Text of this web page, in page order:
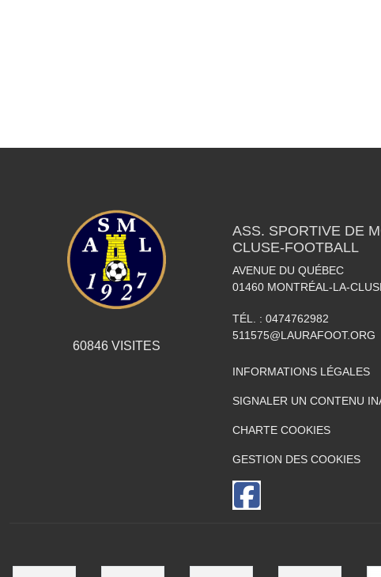
60846VISITES
ASS. SPORTIVE DE
CLUSE-FOOTBALL
AVENUE DU QUÉBEC
01460 MONTRÉAL-LA-
TÉL. : 0474762982
511575@LAURAFOOT.ORG
INFORMATIONS LÉGALES
SIGNALER UN CONTENU
CHARTE COOKIES
GESTION DES COOKIES